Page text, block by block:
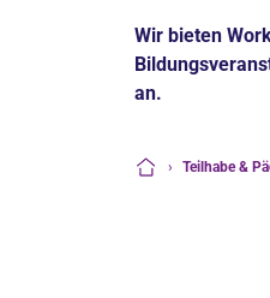
Wir bieten
an.
› Teilhabe &